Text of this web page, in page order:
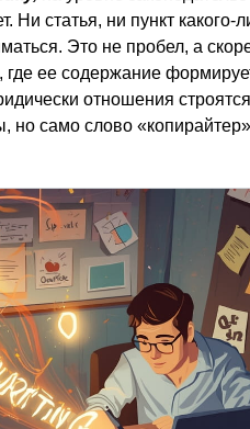
Ни статья, ни пункт какого-
Это не пробел, а
где ее содержание
отношения
но само слово